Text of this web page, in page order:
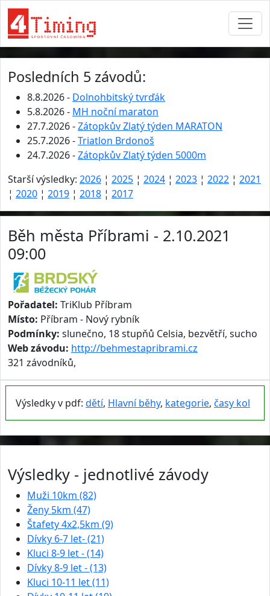
Posledních 5 závodů:
8.8.2026 - Dolnohbitský tvrďák
5.8.2026 - MH noční maraton
27.7.2026 -Zátopkův Zlatý týden MARATON
25.7.2026 -Triatlon Brdonoš
24.7.2026 -Zátopkův Zlatý týden 5000m
Starší výsledky: 2026 ¦ 2025 ¦ 2024 ¦ 2023 ¦ 2022 ¦ 2021
¦ 2020 ¦ 2019 ¦ 2018 ¦ 2017
Běh města Příbrami - 2.10.2021
09:00
Pořadatel: TriKlub Příbram
Místo: Příbram - Nový rybník
Podmínky: slunečno, 18 stupňů Celsia, bezvětří, sucho
Web závodu: http://behmestapribrami.cz
321 závodníků,
Výsledky v pdf: dětí, Hlavní běhy, kategorie, časy kol
Výsledky - jednotlivé závody
Muži 10km (82)
Ženy 5km (47)
Štafety 4x2,5km (9)
Dívky 6-7 let- (21)
Kluci 8-9 let - (14)
Dívky 8-9 let - (13)
Kluci 10-11 let (11)